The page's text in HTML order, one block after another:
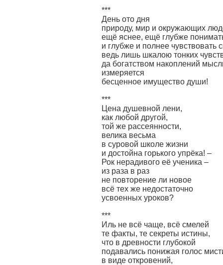
***
День ото дня
природу, мир и окружающих
ещё яснее, ещё глубже
и глубже и полнее чувствовать
ведь лишь шкалою тонких
да богатством накоплений
измеряется
бесценное имущество души!
***
Цена душевной лени,
как любой другой,
той же рассеянности,
велика весьма
в суровой школе жизни
и достойна горького упрёка! –
Рок нерадивого её ученика –
из раза в раз
не повторение ли новое
всё тех же недостаточно
усвоенных уроков?
***
Иль не всё чаще, всё смелей
те факты, те секреты истины,
что в древности глубокой
подавались понижая голос
в виде откровений,